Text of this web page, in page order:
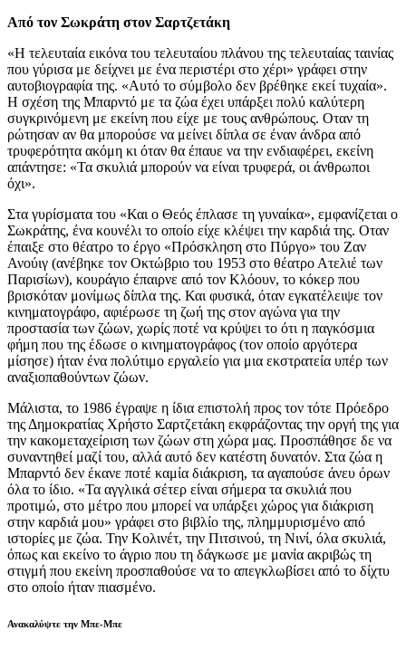
Από τον Σωκράτη στον Σαρτζετάκη
«Η τελευταία εικόνα του τελευταίου πλάνου της τελευταίας ταινίας
που γύρισα με δείχνει με ένα περιστέρι στο χέρι» γράφει στην
αυτοβιογραφία της. «Αυτό το σύμβολο δεν βρέθηκε εκεί τυχαία».
Η σχέση της Μπαρντό με τα ζώα έχει υπάρξει πολύ καλύτερη
συγκρινόμενη με εκείνη που είχε με τους ανθρώπους. Οταν τη
ρώτησαν αν θα μπορούσε να μείνει δίπλα σε έναν άνδρα από
τρυφερότητα ακόμη κι όταν θα έπαυε να την ενδιαφέρει, εκείνη
απάντησε: «Τα σκυλιά μπορούν να είναι τρυφερά, οι άνθρωποι
όχι».
Στα γυρίσματα του «Και ο Θεός έπλασε τη γυναίκα», εμφανίζεται ο
Σωκράτης, ένα κουνέλι το οποίο είχε κλέψει την καρδιά της. Οταν
έπαιξε στο θέατρο το έργο «Πρόσκληση στο Πύργο» του Ζαν
Ανούιγ (ανέβηκε τον Οκτώβριο του 1953 στο θέατρο Ατελιέ των
Παρισίων), κουράγιο έπαιρνε από τον Κλόουν, το κόκερ που
βρισκόταν μονίμως δίπλα της. Και φυσικά, όταν εγκατέλειψε τον
κινηματογράφο, αφιέρωσε τη ζωή της στον αγώνα για την
προστασία των ζώων, χωρίς ποτέ να κρύψει το ότι η παγκόσμια
φήμη που της έδωσε ο κινηματογράφος (τον οποίο αργότερα
μίσησε) ήταν ένα πολύτιμο εργαλείο για μια εκστρατεία υπέρ των
αναξιοπαθούντων ζώων.
Μάλιστα, το 1986 έγραψε η ίδια επιστολή προς τον τότε Πρόεδρο
της Δημοκρατίας Χρήστο Σαρτζετάκη εκφράζοντας την οργή της για
την κακομεταχείριση των ζώων στη χώρα μας. Προσπάθησε δε να
συναντηθεί μαζί του, αλλά αυτό δεν κατέστη δυνατόν. Στα ζώα η
Μπαρντό δεν έκανε ποτέ καμία διάκριση, τα αγαπούσε άνευ όρων
όλα το ίδιο. «Τα αγγλικά σέτερ είναι σήμερα τα σκυλιά που
προτιμώ, στο μέτρο που μπορεί να υπάρξει χώρος για διάκριση
στην καρδιά μου» γράφει στο βιβλίο της, πλημμυρισμένο από
ιστορίες με ζώα. Την Κολινέτ, την Πιτσινού, τη Νινί, όλα σκυλιά,
όπως και εκείνο το άγριο που τη δάγκωσε με μανία ακριβώς τη
στιγμή που εκείνη προσπαθούσε να το απεγκλωβίσει από το δίχτυ
στο οποίο ήταν πιασμένο.
Ανακαλύψτε την Μπε-Μπε